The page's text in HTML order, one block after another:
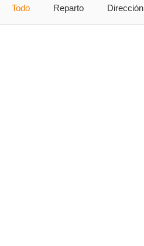
Todo Reparto Dirección